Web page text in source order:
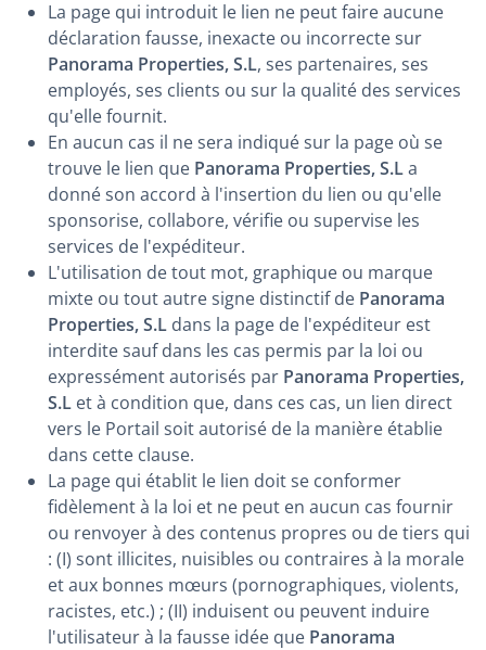
La page qui introduit le lien ne peut faire aucune
déclaration fausse, inexacte ou incorrecte sur
Panorama Properties, S.L, ses partenaires, ses
employés, ses clients ou sur la qualité des services
qu'elle fournit.
En aucun cas il ne sera indiqué sur la page où se
trouve le lien que Panorama Properties, S.La
donné son accord à l'insertion du lien ou qu'elle
sponsorise, collabore, vérifie ou supervise les
services de l'expéditeur.
L'utilisation de tout mot, graphique ou marque
mixte ou tout autre signe distinctif de Panorama
Properties, S.L dans la page de l'expéditeur est
interdite sauf dans les cas permis par la loi ou
expressément autorisés par Panorama Properties,
S.L et à condition que, dans ces cas, un lien direct
vers le Portail soit autorisé de la manière établie
dans cette clause.
La page qui établit le lien doit se conformer
fidèlement à la loi et ne peut en aucun cas fournir
ou renvoyer à des contenus propres ou de tiers qui
: (I) sont illicites, nuisibles ou contraires à la morale
et aux bonnes mœurs (pornographiques, violents,
racistes, etc.) ; (II) induisent ou peuvent induire
l'utilisateur à la fausse idée que Panorama